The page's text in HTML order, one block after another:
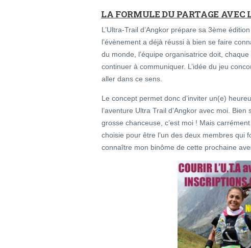
LA FORMULE DU PARTAGE AVEC
L’Ultra-Trail d’Angkor prépare sa 3ème
l’évènement a déjà réussi à bien se faire
du monde, l’équipe organisatrice doit,
continuer à communiquer. L’idée du jeu
aller dans ce sens.
Le concept permet donc d’inviter un(e)
l’aventure Ultra Trail d’Angkor avec moi.
grosse chanceuse, c’est moi ! Mais
choisie pour être l’un des deux membres qui
connaître mon binôme de cette prochaine